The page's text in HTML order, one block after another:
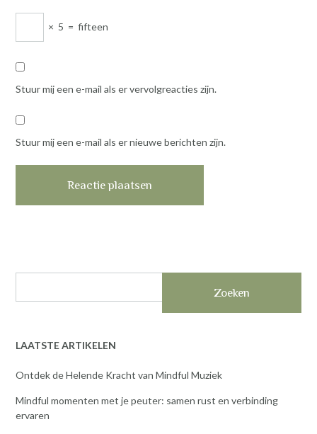
× 5 = fifteen
Stuur mij een e-mail als er vervolgreacties zijn.
Stuur mij een e-mail als er nieuwe berichten zijn.
Zoeken
LAATSTE ARTIKELEN
Ontdek de Helende Kracht van Mindful Muziek
Mindful momenten met je peuter: samen rust en verbinding
ervaren